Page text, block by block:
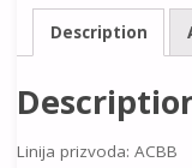
Description
Linija prizvoda: ACBB